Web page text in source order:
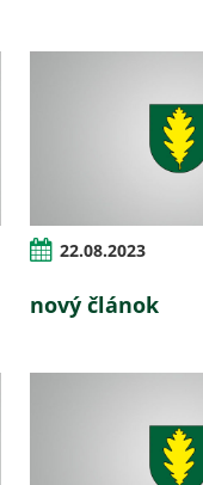
22.08.2023
nový článok